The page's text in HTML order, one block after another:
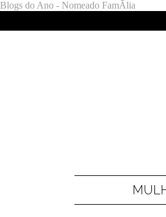
Blogs do Ano - Nomeado FamÃ­lia